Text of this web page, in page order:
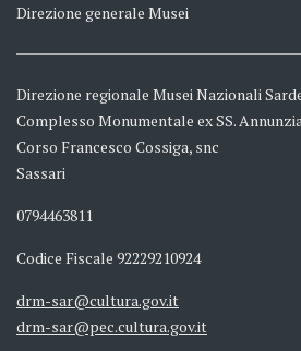
Direzione generale Musei
Direzione regionale Musei Nazionali
Complesso Monumentale ex SS.
Corso Francesco Cossiga, snc
Sassari
0794463811
Codice Fiscale 92229210924
drm-sar@cultura.gov.it
drm-sar@pec.cultura.gov.it